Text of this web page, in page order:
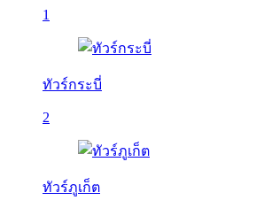
1
ทัวร์กระบี่
2
ทัวร์ภูเก็ต